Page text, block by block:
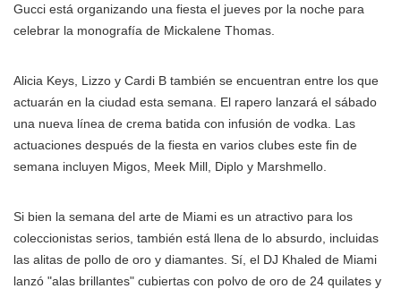
Gucci está organizando una fiesta el jueves por la noche para
celebrar la monografía de Mickalene Thomas.
Alicia Keys, Lizzo y Cardi B también se encuentran entre los que
actuarán en la ciudad esta semana. El rapero lanzará el sábado
una nueva línea de crema batida con infusión de vodka. Las
actuaciones después de la fiesta en varios clubes este fin de
semana incluyen Migos, Meek Mill, Diplo y Marshmello.
Si bien la semana del arte de Miami es un atractivo para los
coleccionistas serios, también está llena de lo absurdo, incluidas
las alitas de pollo de oro y diamantes. Sí, el DJ Khaled de Miami
lanzó "alas brillantes" cubiertas con polvo de oro de 24 quilates y